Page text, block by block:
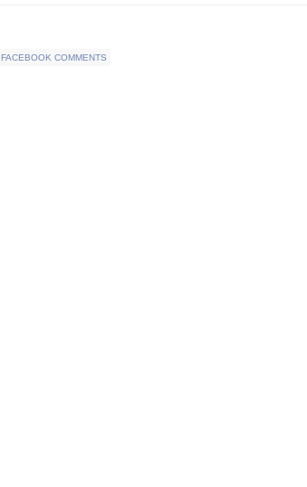
FACEBOOK COMMENTS